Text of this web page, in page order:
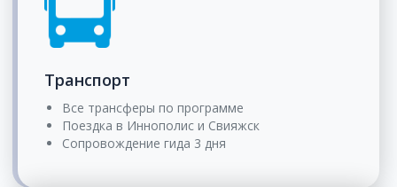
Транспорт
Все трансферы по программе
Поездка в Иннополис и Свияжск
Сопровождение гида 3 дня